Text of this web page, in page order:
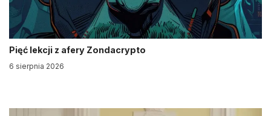
Pięć lekcji z afery Zondacrypto
6 sierpnia 2026